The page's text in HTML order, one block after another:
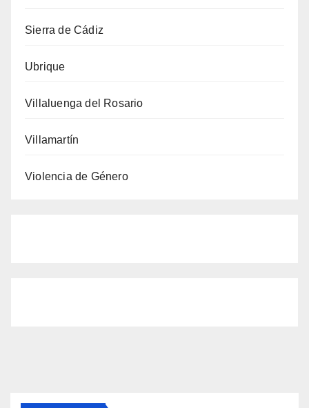
Sierra de Cádiz
Ubrique
Villaluenga del Rosario
Villamartín
Violencia de Género